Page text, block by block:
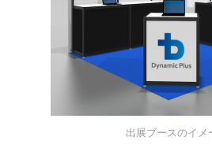
出展ブースのイメ